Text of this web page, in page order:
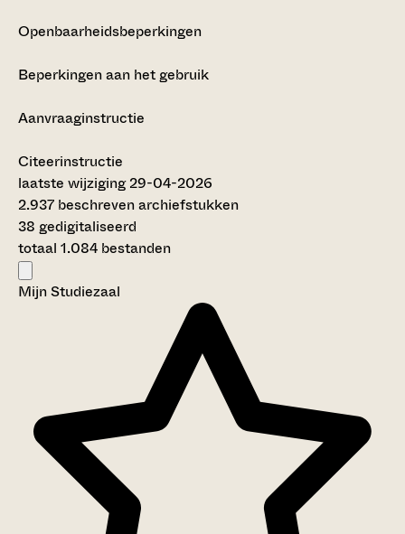
Openbaarheidsbeperkingen
Beperkingen aan het gebruik
Aanvraaginstructie
Citeerinstructie
laatste wijziging 29-04-2026
2.937 beschreven archiefstukken
38 gedigitaliseerd
totaal 1.084 bestanden
Mijn Studiezaal